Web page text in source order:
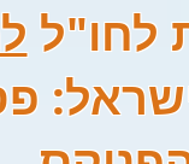
לחו"ל